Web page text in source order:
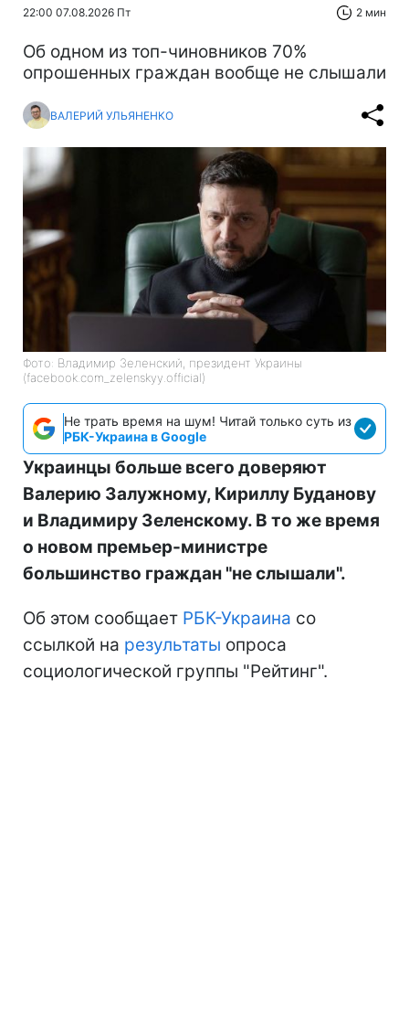
22:00 07.08.2026 Пт 2 мин
Об одном из топ-чиновников 70%
опрошенных граждан вообще не слышали
ВАЛЕРИЙ УЛЬЯНЕНКО
Фото: Владимир Зеленский, президент Украины
(facebook.com_zelenskyy.official)
Не трать время на шум! Читай только суть из
РБК-Украина в Google
Украинцы больше всего доверяют
Валерию Залужному, Кириллу Буданову
и Владимиру Зеленскому. В то же время
о новом премьер-министре
большинство граждан "не слышали".
Об этом сообщает РБК-Украина со
ссылкой на результаты опроса
социологической группы "Рейтинг".